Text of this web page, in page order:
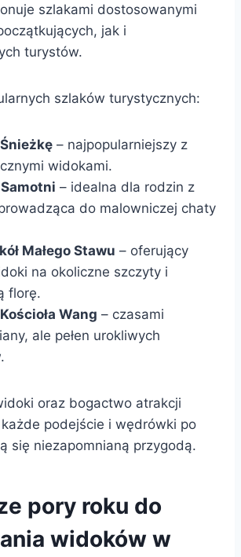
szlakami dostosowanymi
jak i
turystów.
szlaków turystycznych:
– najpopularniejszy z
widokami.
– idealna dla rodzin z
do malowniczej chaty
Małego Stawu – oferujący
na okoliczne szczyty i
florę.
Wang – czasami
ale pełen urokliwych
oraz bogactwo atrakcji
podejście i wędrówki po
się niezapomnianą przygodą.
pory roku do
widoków w